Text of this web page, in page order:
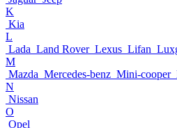
K
Kia
L
Lada Land Rover Lexus Lifan
M
Mazda Mercedes-benz Mini-cooper
N
Nissan
O
Opel